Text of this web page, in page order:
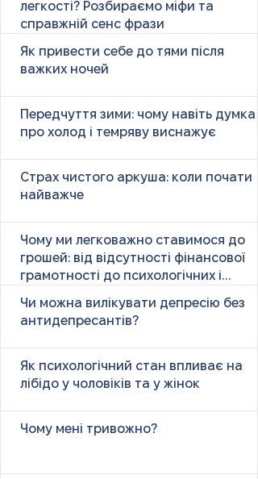
легкості? Розбираємо міфи та
справжній сенс фрази
Як привести себе до тями після
важких ночей
Передчуття зими: чому навіть думка
про холод і темряву виснажує
Страх чистого аркуша: коли почати
найважче
Чому ми легковажно ставимося до
грошей: від відсутності фінансової
грамотності до психологічних і
Чи можна вилікувати депресію без
антидепресантів?
Як психологічний стан впливає на
лібідо у чоловіків та у жінок
Чому мені тривожно?